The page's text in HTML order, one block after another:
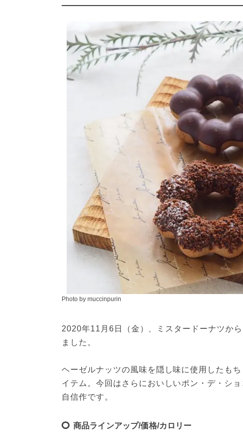
Photo by muccinpurin
2020年11月6日（金）、ミスタードーナツか
ました。
ヘーゼルナッツの風味を隠し味に使用したも
イテム。今回はさらにおいしいポン・デ・シ
自信作です。
商品ラインアップ/価格/カロリー